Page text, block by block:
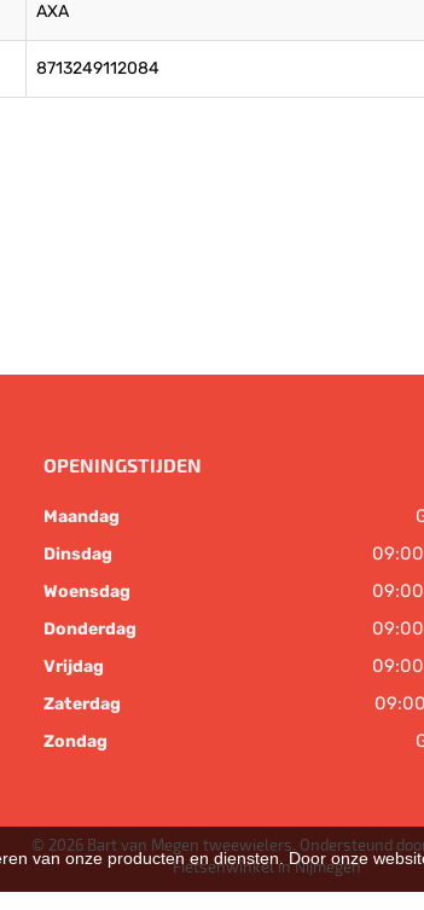
AXA
8713249112084
OPENINGSTIJDEN
Maandag
Dinsdag
Woensdag
Donderdag
Vrijdag
Zaterdag
Zondag
© 2026 Bart van Megen tweewielers. Ondersteund
Fietsenwinkel in Nijmegen
van onze producten en diensten. Door onze